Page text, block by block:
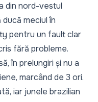
din nord-vestul
meciul în
pentru un fault clar
fără probleme.
în prelungiri și nu a
marcând de 3 ori.
iar junele brazilian